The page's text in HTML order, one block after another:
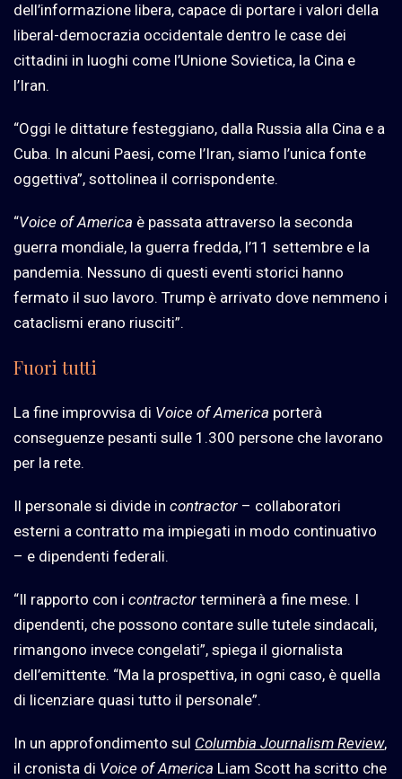
dell’informazione libera, capace di portare i valori della
liberal-democrazia occidentale dentro le case dei
cittadini in luoghi come l’Unione Sovietica, la Cina e
l’Iran.
“Oggi le dittature festeggiano, dalla Russia alla Cina e a
Cuba. In alcuni Paesi, come l’Iran, siamo l’unica fonte
oggettiva”, sottolinea il corrispondente.
“Voice of America è passata attraverso la seconda
guerra mondiale, la guerra fredda, l’11 settembre e la
pandemia. Nessuno di questi eventi storici hanno
fermato il suo lavoro. Trump è arrivato dove nemmeno i
cataclismi erano riusciti”.
Fuori tutti
La fine improvvisa di Voice of America porterà
conseguenze pesanti sulle 1.300 persone che lavorano
per la rete.
Il personale si divide in contractor – collaboratori
esterni a contratto ma impiegati in modo continuativo
– e dipendenti federali.
“Il rapporto con i contractor terminerà a fine mese. I
dipendenti, che possono contare sulle tutele sindacali,
rimangono invece congelati”, spiega il giornalista
dell’emittente. “Ma la prospettiva, in ogni caso, è quella
di licenziare quasi tutto il personale”.
In un approfondimento sul Columbia Journalism Review,
il cronista di Voice of America Liam Scott ha scritto che